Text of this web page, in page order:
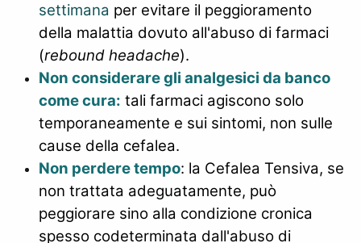
settimana per evitare il peggioramento
della malattia dovuto all'abuso di farmaci
(rebound headache).
Non considerare gli analgesici da banco
come cura: tali farmaci agiscono solo
temporaneamente e sui sintomi, non sulle
cause della cefalea.
Non perdere tempo: la Cefalea Tensiva, se
non trattata adeguatamente, può
peggiorare sino alla condizione cronica
spesso codeterminata dall'abuso di